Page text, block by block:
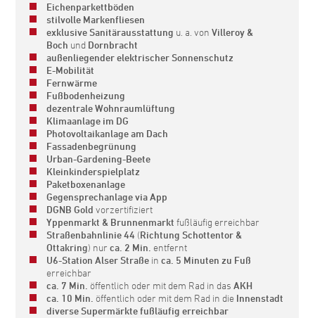
Eichenparkettböden
stilvolle Markenfliesen
exklusive Sanitärausstattung u. a. von Villeroy &
Boch und Dornbracht
außenliegender elektrischer Sonnenschutz
E-Mobilität
Fernwärme
Fußbodenheizung
dezentrale Wohnraumlüftung
Klimaanlage im DG
Photovoltaikanlage am Dach
Fassadenbegrünung
Urban-Gardening-Beete
Kleinkinderspielplatz
Paketboxenanlage
Gegensprechanlage via App
DGNB Gold vorzertifiziert
Yppenmarkt & Brunnenmarkt fußläufig erreichbar
Straßenbahnlinie 44 (Richtung Schottentor &
Ottakring) nur ca. 2 Min. entfernt
U6-Station Alser Straßein ca. 5 Minuten zu Fuß
erreichbar
ca. 7 Min. öffentlich oder mit dem Rad in das AKH
ca. 10 Min. öffentlich oder mit dem Rad in dieInnenstadt
diverse Supermärkte fußläufig erreichbar